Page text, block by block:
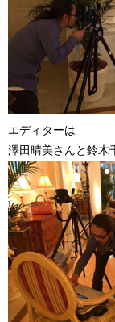
エディターは
澤田晴美さんと鈴木